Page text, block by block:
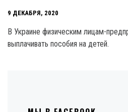
9 ДЕКАБРЯ, 2020
В Украине физическим лицам-
выплачивать пособия на детей.